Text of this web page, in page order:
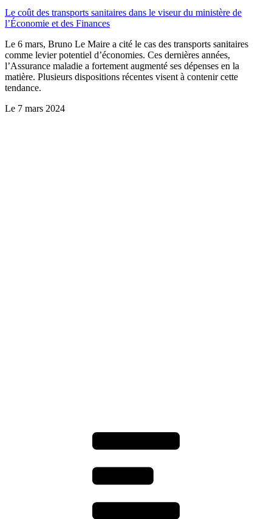
Le coût des transports sanitaires dans le viseur du ministère de
l’Économie et des Finances
Le 6 mars, Bruno Le Maire a cité le cas des transports sanitaires
comme levier potentiel d’économies. Ces dernières années,
l’Assurance maladie a fortement augmenté ses dépenses en la
matière. Plusieurs dispositions récentes visent à contenir cette
tendance.
Le 7 mars 2024